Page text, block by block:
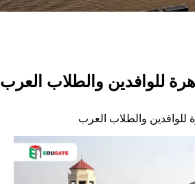
للوافدين والطلاب العرب
للوافدين والطلاب العرب